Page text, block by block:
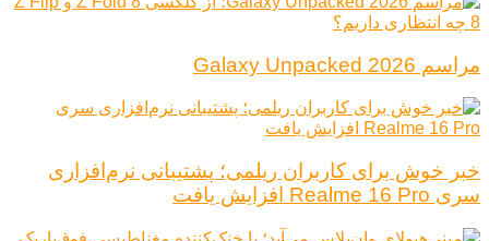
مراسم Galaxy Unpacked 2026
خبر خوش برای کاربران ریلمی؛ پشتیبانی نرم‌افزاری
سری Realme 16 Pro افزایش یافت